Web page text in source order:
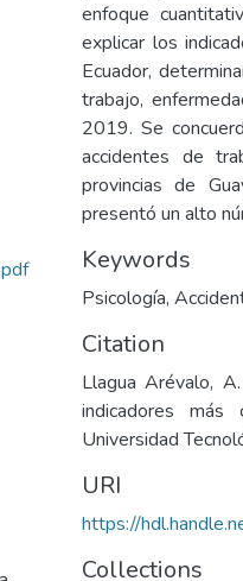
enfoque
explicar los
Ecuador,
trabajo,
2019. Se
accidentes de
provincias de
presentó un alto
Keywords
Psicología,
Citation
Llagua Arévalo,
indicadores más
Universidad
URI
https://
Collections